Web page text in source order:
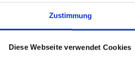
Zustimmung
Diese Webseite verwendet Cookies